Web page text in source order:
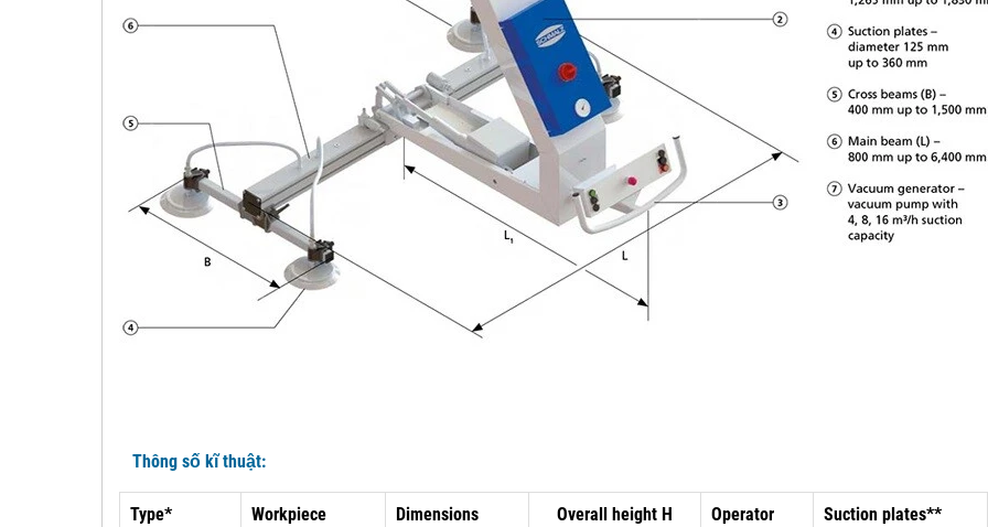
Thông số kĩ thuật:
Type*
Workpiece
Dimensions
Overall height H
Operator
Suction plates**